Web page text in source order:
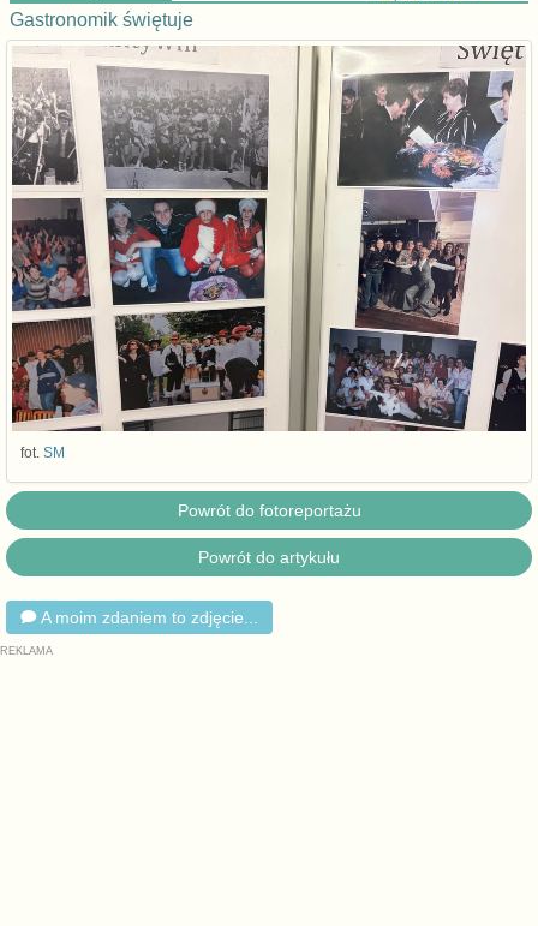
Gastronomik świętuje
fot. SM
Powrót do fotoreportażu
Powrót do artykułu
A moim zdaniem to zdjęcie...